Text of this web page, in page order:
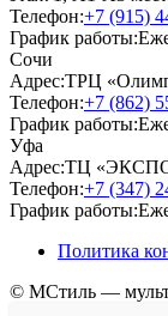
Телефон:+7 (915)
График работы:
Сочи
Адрес:ТРЦ
Телефон:+7 (862)
График работы:
Уфа
Адрес:ТЦ «ЭКСПО
Телефон:+7 (347)
График работы:
Политика
© МСтиль —